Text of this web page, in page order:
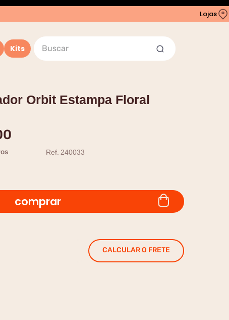
Lojas
Kits
Buscar
Orbit Estampa Floral
Ref. 240033
comprar
CALCULAR O FRETE